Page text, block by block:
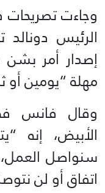
وجاءت
الرئيس
إصدار أمر
مهلة “يومين أو
وقال فانس
الأبيض، إنه
سنواصل
اتفاق أو لن